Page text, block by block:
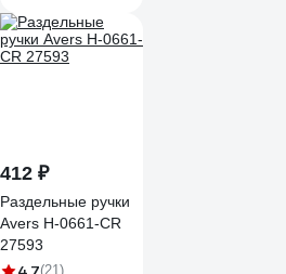
412 ₽
Раздельные ручки
Avers H-0661-CR
27593
(21)